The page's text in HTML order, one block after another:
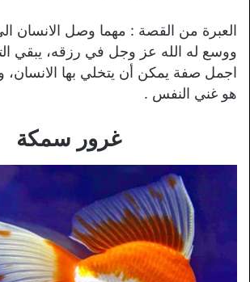
العبرة من القصة : مهما وصل الانسان
ووسع له الله عز وجل في رزقه، يبقي
اجمل صفة يمكن أن يتخلي بها الانسان،
هو غني النفس .
غرور سمكة